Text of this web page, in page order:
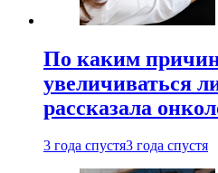
По каким
увеличиваться
рассказала
3 года спустя3 года спустя